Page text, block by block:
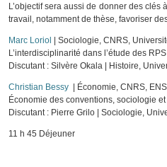
L’objectif sera aussi de donner des
travail, notamment de thèse, favoriser
Marc Loriol
| Sociologie, CNRS,
L’interdisciplinarité dans l’étude des RPS
Discutant : Silvère Okala | Histoire,
Christian Bessy | Économie, CNRS,
Économie des conventions, sociologie
Discutant : Pierre Grilo | Sociologie,
11 h 45 Déjeuner